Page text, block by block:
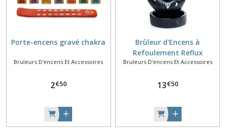
Porte-encens gravé chakra
Bruleurs D'encens Et Accessoires
2€50
Brûleur d'Encens à
Refoulement Reflux
Backflow - Main Mantra
Bruleurs D'encens Et Accessoires
13€50